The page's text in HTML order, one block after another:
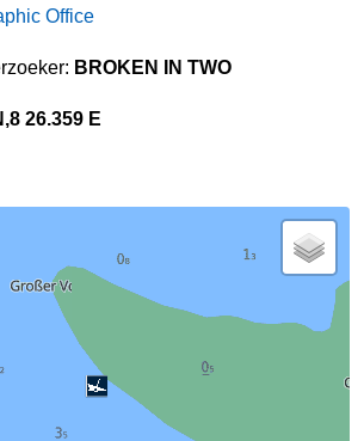
Office
BROKEN IN TWO
26.359 E